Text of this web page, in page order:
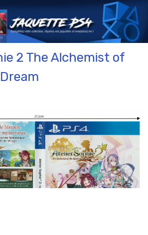
2 The Alchemist of